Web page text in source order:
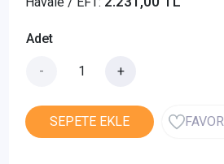
Adet
- +
SEPETE EKLE